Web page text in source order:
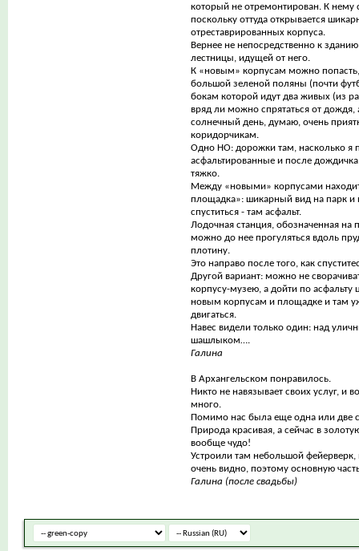
который не отремонтирован. К нему
поскольку оттуда открывается
отреставрированных корпуса.
Вернее не непосредственно к
лестницы, идущей от него.
К «новым» корпусам можно
большой зеленой поляны (почти
бокам которой идут два живых (из
вряд ли можно спрятаться от дождя,
солнечный день, думаю, очень
коридорчикам.
Одно НО: дорожки там, насколько я
асфальтированные и после дождичка
тяжко.
Между «новыми» корпусами
площадка»: шикарный вид на парк
спуститься - там асфальт.
Лодочная станция, обозначенная на
можно до нее прогуляться вдоль
плотину.
Это направо после того, как
Другой вариант: можно не
корпусу-музею, а дойти по асфальту
новым корпусам и площадке и там
двигаться.
Навес видели только один: над
шашлыком….
Галина
В Архангельском понравилось.
Никто не навязывает своих услуг, и
много.
Помимо нас была еще одна или две
Природа красивая, а сейчас в
вообще чудо!
Устроили там небольшой фейерверк,
очень видно, поэтому основную
Галина (после свадьбы)